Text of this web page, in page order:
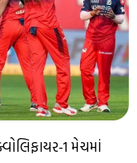
1 મેચમાં